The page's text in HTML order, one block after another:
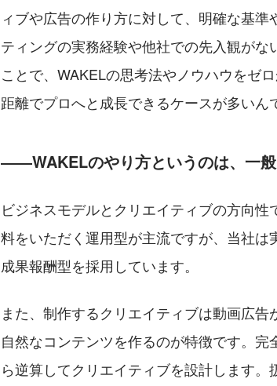
ィブや広告の作り方に対して、明確な基
ティングの実務経験や他社での先入観が
ことで、WAKELの思考法やノウハウをゼ
距離でプロへと成長できるケースが多いん
――WAKELのやり方というのは、一
ビジネスモデルとクリエイティブの方向
料をいただく運用型が主流ですが、当社
成果報酬型を採用しています。
また、制作するクリエイティブは動画広
自然なコンテンツを作るのが特徴です。
ら逆算してクリエイティブを設計します